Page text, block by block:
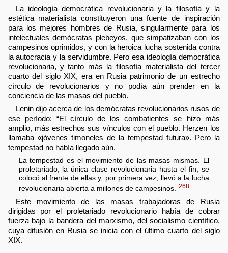
La ideología democrática revolucionaria y la filosofía y la
estética materialista constituyeron una fuente de inspiración
para los mejores hombres de Rusia, singularmente para los
intelectuales demócratas plebeyos, que simpatizaban con los
campesinos oprimidos, y con la heroica lucha sostenida contra
la autocracia y la servidumbre. Pero esa ideología democrática
revolucionaria, y tanto más la filosofía materialista del tercer
cuarto del siglo XIX, era en Rusia patrimonio de un estrecho
círculo de revolucionarios y no podía aún prender en la
conciencia de las masas del pueblo.
Lenin dijo acerca de los demócratas revolucionarios rusos de
ese período: “El círculo de los combatientes se hizo más
amplio, más estrechos sus vínculos con el pueblo. Herzen los
llamaba «jóvenes timoneles de la tempestad futura». Pero la
tempestad no había llegado aún.
La tempestad es el movimiento de las masas mismas. El
proletariado, la única clase revolucionaria hasta el fin, se
colocó al frente de ellas y, por primera vez, llevó a la lucha
revolucionaria abierta a millones de campesinos.”268
Este movimiento de las masas trabajadoras de Rusia
dirigidas por el proletariado revolucionario había de cobrar
fuerza bajo la bandera del marxismo, del socialismo científico,
cuya difusión en Rusia se inicia con el último cuarto del siglo
XIX.